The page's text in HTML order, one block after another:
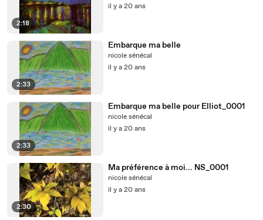
2:18
il y a 20 ans
2:33
Embarque ma belle
nicole sénécal
il y a 20 ans
2:33
Embarque ma belle pour Elliot_0001
nicole sénécal
il y a 20 ans
2:30
Ma préférence à moi... NS_0001
nicole sénécal
il y a 20 ans